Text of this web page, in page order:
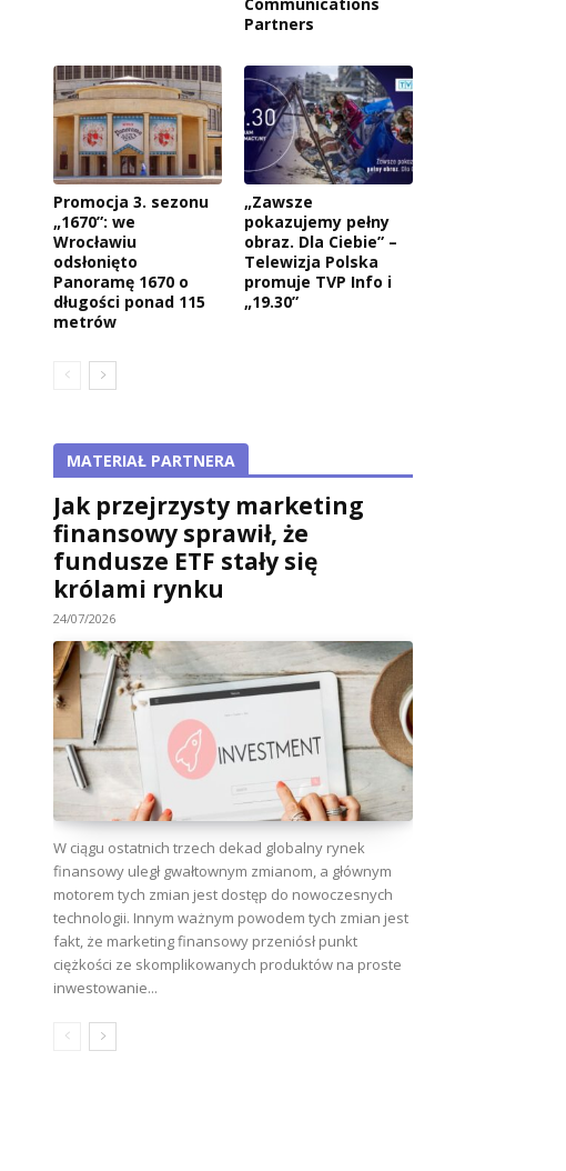
Partners
Promocja 3. sezonu
„1670”: we
Wrocławiu
odsłonięto
Panoramę 1670 o
długości ponad 115
metrów
„Zawsze
pokazujemy pełny
obraz. Dla Ciebie” –
Telewizja Polska
promuje TVP Info i
„19.30”
MATERIAŁ PARTNERA
Jak przejrzysty marketing
finansowy sprawił, że
fundusze ETF stały się
królami rynku
24/07/2026
W ciągu ostatnich trzech dekad globalny rynek
finansowy uległ gwałtownym zmianom, a głównym
motorem tych zmian jest dostęp do nowoczesnych
technologii. Innym ważnym powodem tych zmian jest
fakt, że marketing finansowy przeniósł punkt
ciężkości ze skomplikowanych produktów na proste
inwestowanie...